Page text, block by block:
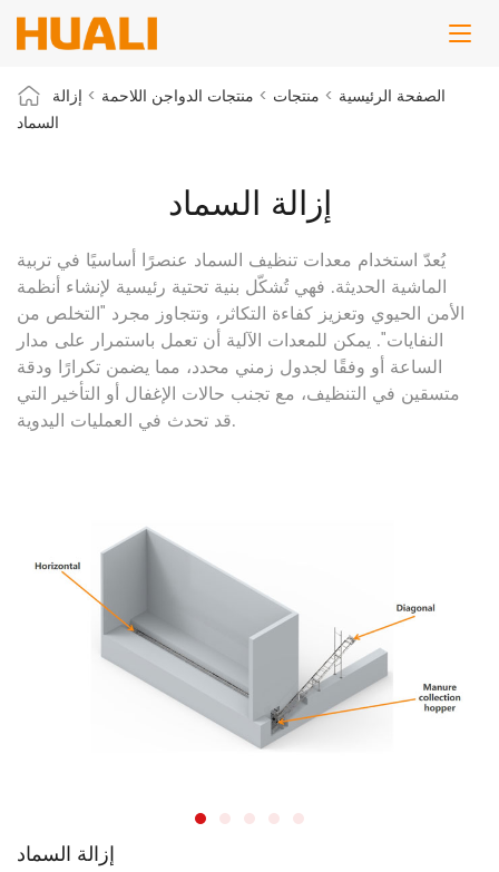
الصفحة الرئيسية > منتجات > منتجات الدواجن اللاحمة > إزالة
السماد
إزالة السماد
يُعدّ استخدام معدات تنظيف السماد عنصرًا أساسيًا في تربية
الماشية الحديثة. فهي تُشكّل بنية تحتية رئيسية لإنشاء أنظمة
الأمن الحيوي وتعزيز كفاءة التكاثر، وتتجاوز مجرد "التخلص من
النفايات". يمكن للمعدات الآلية أن تعمل باستمرار على مدار
الساعة أو وفقًا لجدول زمني محدد، مما يضمن تكرارًا ودقة
متسقين في التنظيف، مع تجنب حالات الإغفال أو التأخير التي
قد تحدث في العمليات اليدوية.
إزالة السماد